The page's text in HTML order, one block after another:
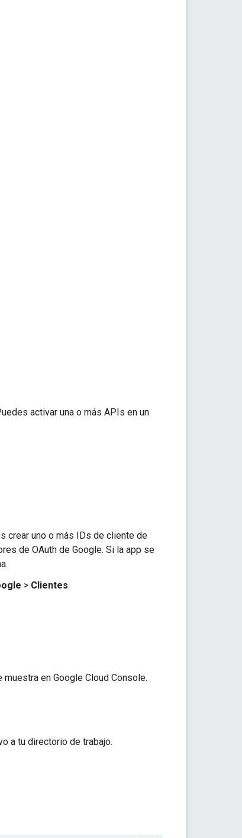
activar una o más APIs en un
crear uno o más IDs de cliente de
de OAuth de Google. Si la app se
> Clientes.
en Google Cloud Console.
a tu directorio de trabajo.